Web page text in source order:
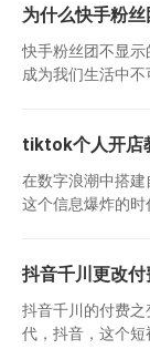
为什么快手粉
快手粉丝团不显
成为我们生活中不
tiktok个人开店
在数字浪潮中搭
这个信息爆炸的时
抖音千川更改
抖音千川的付费
代，抖音，这个短